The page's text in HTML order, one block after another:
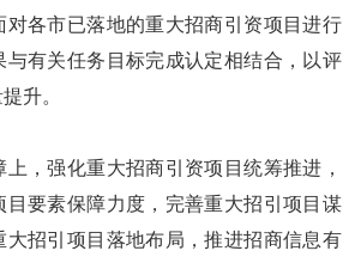
对各市已落地的重大招商引资项目进行
与有关任务目标完成认定相结合，以评
升。
强化重大招商引资项目统筹推进，
目要素保障力度，完善重大招引项目谋
大招引项目落地布局，推进招商信息有